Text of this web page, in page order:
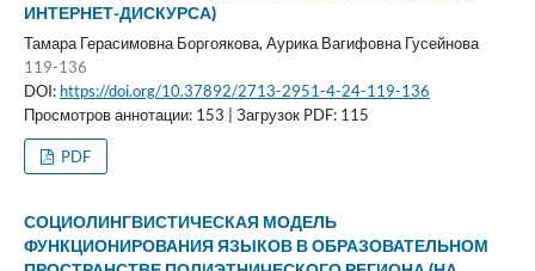
ИНТЕРНЕТ-ДИСКУРСА)
Тамара Герасимовна Боргоякова, Аурика Вагифовна Гусейнова
119-136
DOI: https://doi.org/10.37892/2713-2951-4-24-119-136
Просмотров аннотации: 153 | Загрузок PDF: 115
PDF
СОЦИОЛИНГВИСТИЧЕСКАЯ МОДЕЛЬ
ФУНКЦИОНИРОВАНИЯ ЯЗЫКОВ В ОБРАЗОВАТЕЛЬНОМ